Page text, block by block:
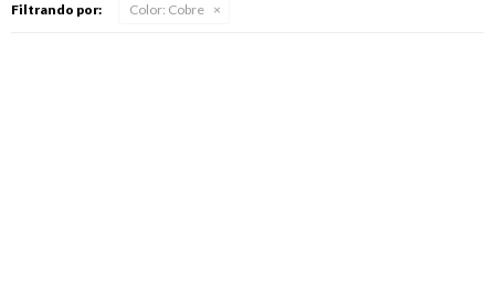
Filtrando por: Color: Cobre